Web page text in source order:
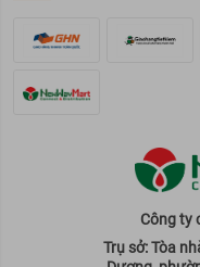
Công ty
Trụ sở: Tòa